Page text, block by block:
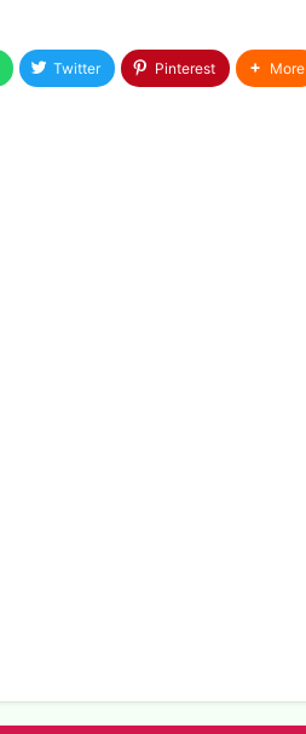
Twitter Pinterest More